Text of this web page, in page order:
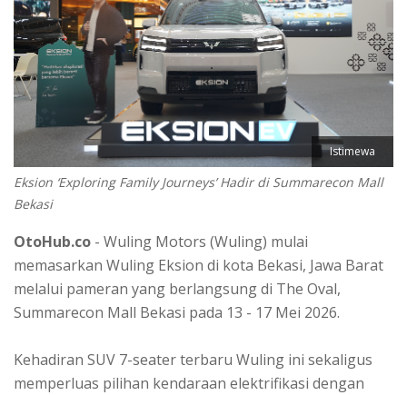
Istimewa
Eksion ‘Exploring Family Journeys’ Hadir di Summarecon Mall
Bekasi
OtoHub.co - Wuling Motors (Wuling) mulai
memasarkan Wuling Eksion di kota Bekasi, Jawa Barat
melalui pameran yang berlangsung di The Oval,
Summarecon Mall Bekasi pada 13 - 17 Mei 2026.
Kehadiran SUV 7-seater terbaru Wuling ini sekaligus
memperluas pilihan kendaraan elektrifikasi dengan